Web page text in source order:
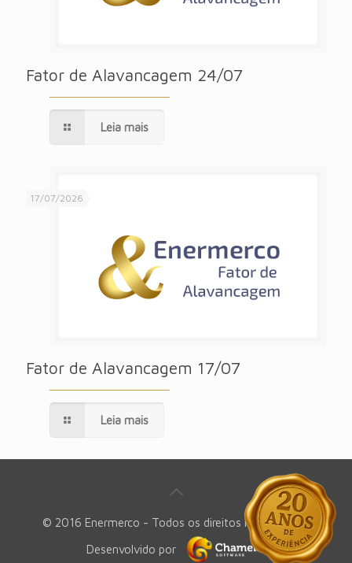
Fator de Alavancagem 24/07
Leia mais
17/07/2026
Fator de Alavancagem 17/07
Leia mais
© 2016 Enermerco - Todos os direitos reservados -
Desenvolvido por